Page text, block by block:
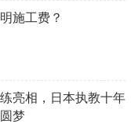
施工费？
亮相，日本执教十年
梦